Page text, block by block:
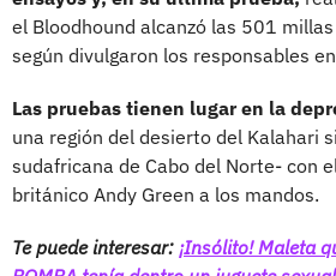
el Bloodhound alcanzó las 501
según divulgaron los responsables
Las pruebas tienen lugar en la
una región del desierto del Kalahari
sudafricana de Cabo del Norte- con
británico Andy Green a los mandos.
Te puede interesar: ¡Insólito! Maleta